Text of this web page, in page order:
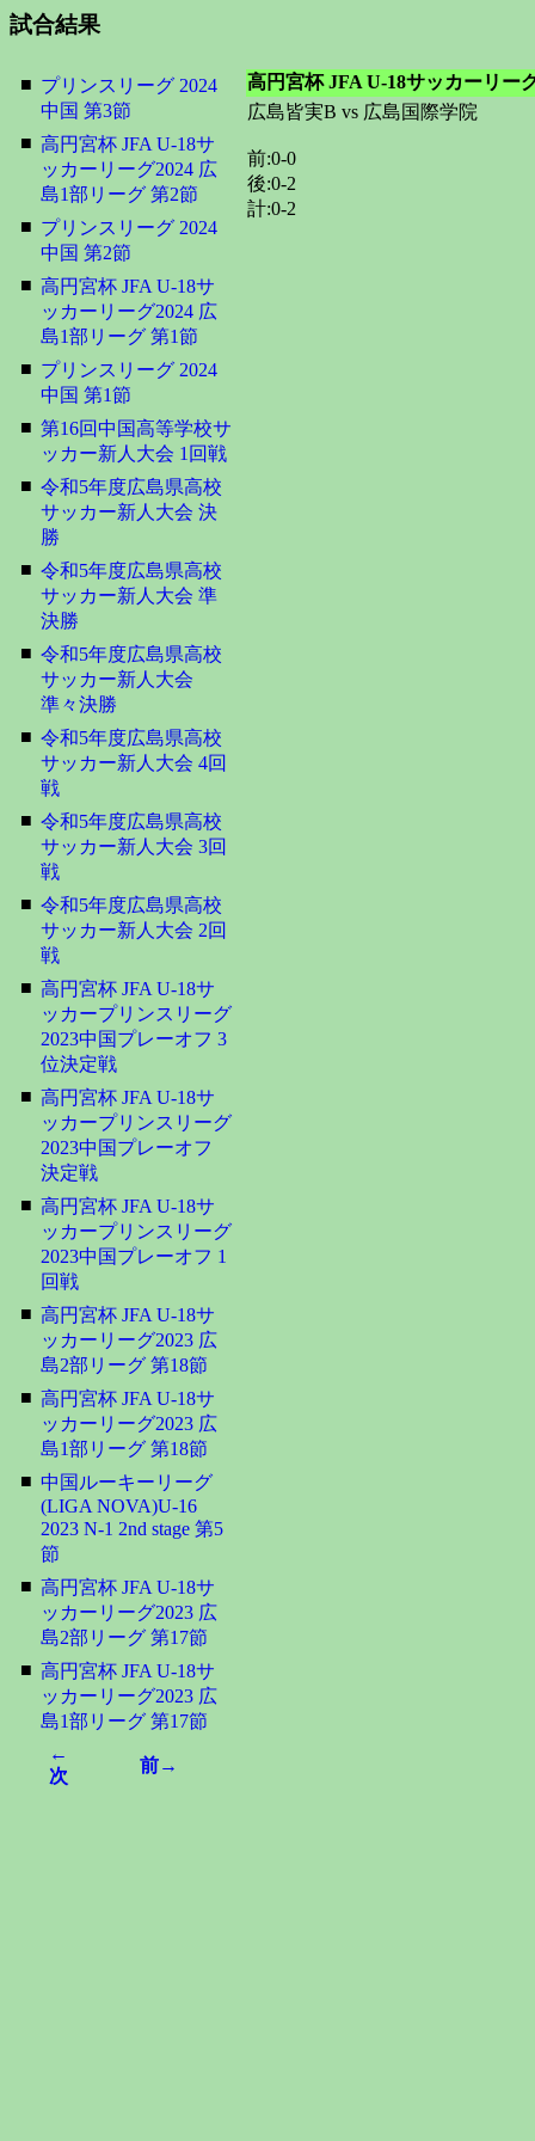
試合結果
■ プリンスリーグ 2024
中国 第3節
■ 高円宮杯 JFA U-18サ
ッカーリーグ2024 広
島1部リーグ 第2節
■ プリンスリーグ 2024
中国 第2節
■ 高円宮杯 JFA U-18サ
ッカーリーグ2024 広
島1部リーグ 第1節
■ プリンスリーグ 2024
中国 第1節
■ 第16回中国高等学校サ
ッカー新人大会 1回戦
■ 令和5年度広島県高校
サッカー新人大会 決
勝
■ 令和5年度広島県高校
サッカー新人大会 準
決勝
■ 令和5年度広島県高校
サッカー新人大会
準々決勝
■ 令和5年度広島県高校
サッカー新人大会 4回
戦
■ 令和5年度広島県高校
サッカー新人大会 3回
戦
■ 令和5年度広島県高校
サッカー新人大会 2回
戦
■ 高円宮杯 JFA U-18サ
ッカープリンスリーグ
2023中国プレーオフ 3
位決定戦
■ 高円宮杯 JFA U-18サ
ッカープリンスリーグ
2023中国プレーオフ
決定戦
■ 高円宮杯 JFA U-18サ
ッカープリンスリーグ
2023中国プレーオフ 1
回戦
■ 高円宮杯 JFA U-18サ
ッカーリーグ2023 広
島2部リーグ 第18節
■ 高円宮杯 JFA U-18サ
ッカーリーグ2023 広
島1部リーグ 第18節
■ 中国ルーキーリーグ
(LIGA NOVA)U-16
2023 N-1 2nd stage 第5
節
■ 高円宮杯 JFA U-18サ
ッカーリーグ2023 広
島2部リーグ 第17節
■ 高円宮杯 JFA U-18サ
ッカーリーグ2023 広
島1部リーグ 第17節
←
次
前→
高円宮杯 JFA U-18サッカーリー
広島皆実B vs 広島国際学院
前:0-0
後:0-2
計:0-2